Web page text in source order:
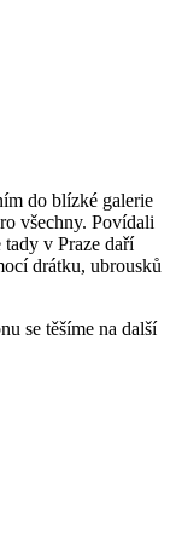
do blízké galerie
všechny. Povídali
tady v Praze daří
drátku, ubrousků
se těšíme na další